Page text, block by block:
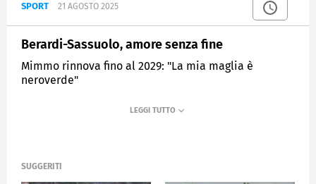
SPORT 21 AGOSTO 2025
Berardi-Sassuolo, amore senza fine
Mimmo rinnova fino al 2029: "La mia maglia è
neroverde"
SPORTMEDIASET
SUGGERITI